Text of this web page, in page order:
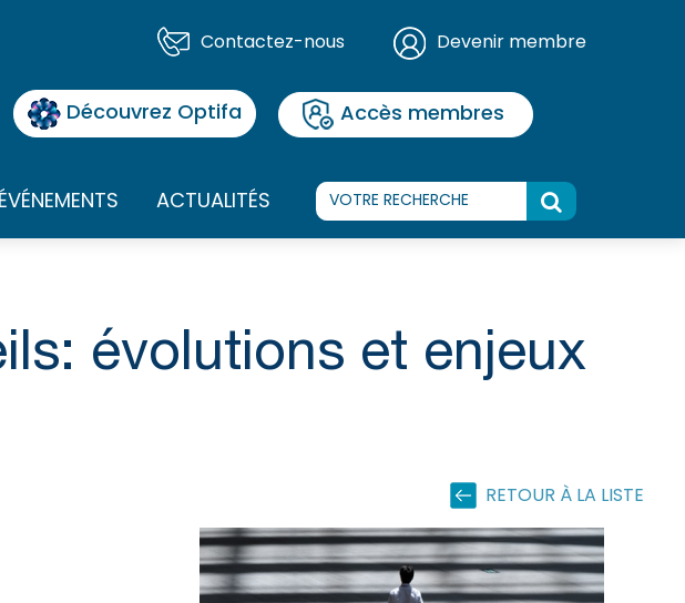
Contactez-nous
Devenir membre
Découvrez Optifa Accès membres
ÉVÉNEMENTS ACTUALITÉS
évolutions et enjeux
RETOUR À LA LISTE